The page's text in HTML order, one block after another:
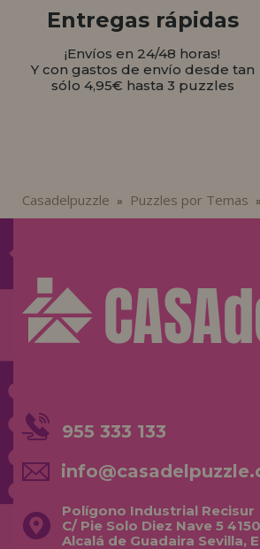
Entregas rápidas
¡Envíos en 24/48 horas!
Y con gastos de envío desde tan
sólo 4,95€ hasta 3 puzzles
Casadelpuzzle » Puzzles por Temas »
955 333 133
Polígono Industrial Recisur
C/ Pie Solo Diez Nave 5
Alcalá de Guadaira Sevilla,